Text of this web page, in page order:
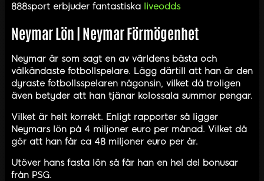
888sport erbjuder fantastiska liveodds
Neymar Lön | Neymar Förmögenhet
Neymar är som sagt en av världens bästa och
välkändaste fotbollspelare. Lägg därtill att han är den
dyraste fotbollsspelaren någonsin, vilket då troligen
även betyder att han tjänar kolossala summor pengar.
Vilket är helt korrekt. Enligt rapporter så ligger
Neymars lön på 4 miljoner euro per månad. Vilket då
gör att han får ca 48 miljoner euro per år.
Utöver hans fasta lön så får han en hel del bonusar
från PSG.